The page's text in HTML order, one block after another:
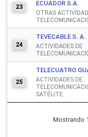
23
ECUADOR S.A.
OTRAS
24
TEVECABLE S. A.
ACTIVIDADES DE
25
TELECUATRO
ACTIVIDADES DE
SATÉLITE.
Mostrando